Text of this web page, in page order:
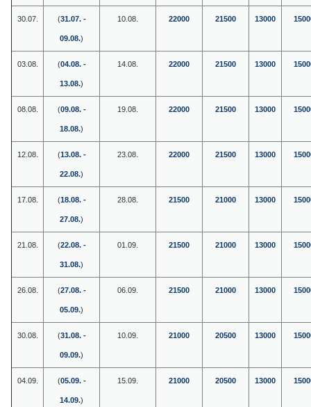
30.07. (31.07. -
09.08.)
10.08. 22000 21500 13000
03.08. (04.08. -
13.08.)
14.08. 22000 21500 13000
08.08. (09.08. -
18.08.)
19.08. 22000 21500 13000
12.08. (13.08. -
22.08.)
23.08. 22000 21500 13000
17.08. (18.08. -
27.08.)
28.08. 21500 21000 13000
21.08. (22.08. -
31.08.)
01.09. 21500 21000 13000
26.08. (27.08. -
05.09.)
06.09. 21500 21000 13000
30.08. (31.08. -
09.09.)
10.09. 21000 20500 13000
04.09. (05.09. -
14.09.)
15.09. 21000 20500 13000